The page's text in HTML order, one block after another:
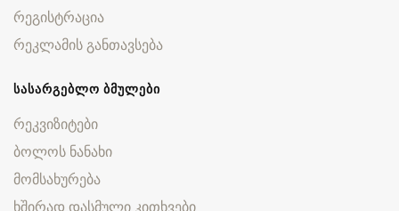
რეგისტრაცია
რეკლამის განთავსება
ᲡᲐᲡᲐᲠᲒᲔᲑᲚᲝ ᲑᲛᲣᲚᲔᲑᲘ
რეკვიზიტები
ბოლოს ნანახი
მომსახურება
ხშირად დასმული კითხვები